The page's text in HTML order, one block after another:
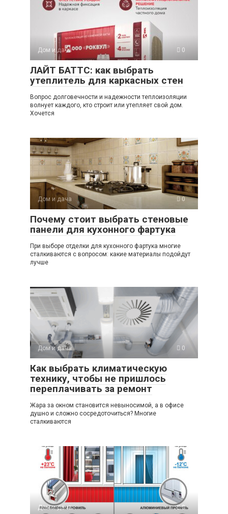
Дом и дача 0
ЛАЙТ БАТТС: как выбрать
утеплитель для каркасных стен
Вопрос долговечности и надежности теплоизоляции
волнует каждого, кто строит или утепляет свой дом.
Хочется
Дом и дача 0
Почему стоит выбрать стеновые
панели для кухонного фартука
При выборе отделки для кухонного фартука многие
сталкиваются с вопросом: какие материалы подойдут
лучше
Дом и дача 0
Как выбрать климатическую
технику, чтобы не пришлось
переплачивать за ремонт
Жара за окном становится невыносимой, а в офисе
душно и сложно сосредоточиться? Многие
сталкиваются
Дом и дача 0